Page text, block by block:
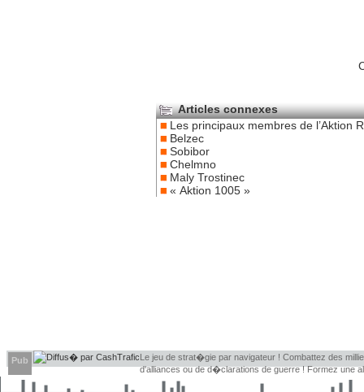
Articles connexes
Les principaux membres de l’Aktion
Belzec
Sobibor
Chelmno
Maly Trostinec
« Aktion 1005 »
Pub
Le jeu de strat�gie par navigateur ! Combattez des
d'alliances ou de d�clarations de guerre ! Formez une
d�couvrir leurs faiblesses !